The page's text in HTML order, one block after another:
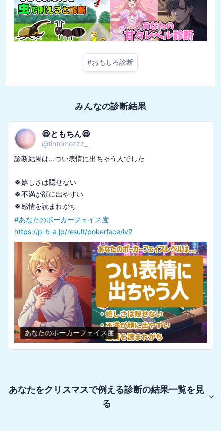
#おもしろ診断
みんなの診断結果
😆ともちん😆
@tintomozzz_
診断結果は...つい表情に出ちゃう人でした
🍀嬉しさは隠せない
🍀不満が顔に出やすい
#あなたのポーカーフェイス度
https://p-b-a.jp/result/pokerface/lv2
あなたのポーカーフェイス度
あなたをクリスマスで例える診断の結果一覧を見
る